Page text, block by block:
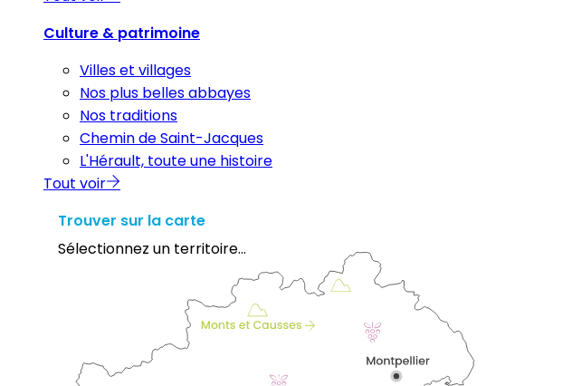
Culture & patrimoine
Villes et villages
Nos plus belles abbayes
Nos traditions
Chemin de Saint-Jacques
L'Hérault, toute une histoire
Tout voir
Trouver sur la carte
Sélectionnez un territoire...